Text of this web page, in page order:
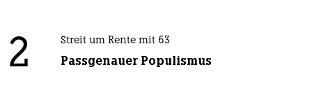
2 Streit um Rente mit 63
Passgenauer Populismus